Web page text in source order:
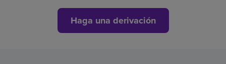
Haga una derivación